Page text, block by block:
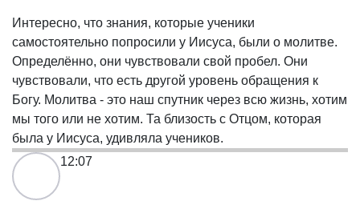
Интересно, что знания, которые ученики
самостоятельно попросили у Иисуса, были о молитве.
Определённо, они чувствовали свой пробел. Они
чувствовали, что есть другой уровень обращения к
Богу. Молитва - это наш спутник через всю жизнь, хотим
мы того или не хотим. Та близость с Отцом, которая
была у Иисуса, удивляла учеников.
12:07